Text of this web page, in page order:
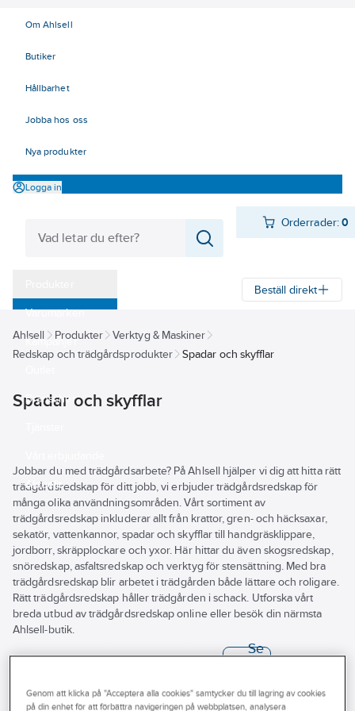
Om Ahlsell
Butiker
Hållbarhet
Jobba hos oss
Nya produkter
Logga in
Orderrader:0
Varumärken
Kampanjer
Branscher
Aktuellt
Beställ direkt
Ahlsell Produkter
Verktyg & Maskiner
Redskap och trädgårdsprodukter
Spadar och skyfflar
Spadar och skyfflar
Jobbar du med trädgårdsarbete? På Ahlsell hjälper vi dig att hitta rätt
trädgårdsredskap för ditt jobb, vi erbjuder trädgårdsredskap för
många olika användningsområden. Vårt sortiment av
trädgårdsredskap inkluderar allt från krattor, gren- och häcksaxar,
sekatör, vattenkannor, spadar och skyfflar till handgräsklippare,
jordborr, skräpplockare och yxor. Här hittar du även skogsredskap,
snöredskap, asfaltsredskap och verktyg för stensättning. Med bra
trädgårdsredskap blir arbetet i trädgården både lättare och roligare.
Rätt trädgårdsredskap håller trädgården i schack. Utforska vårt
breda utbud av trädgårdsredskap online eller besök din närmsta
Ahlsell-butik.
Längd blad Längd
Se
Genom att klicka på "Acceptera alla cookies" samtycker du till lagring av cookies
på din enhet för att förbättra navigeringen på webbplatsen, analysera